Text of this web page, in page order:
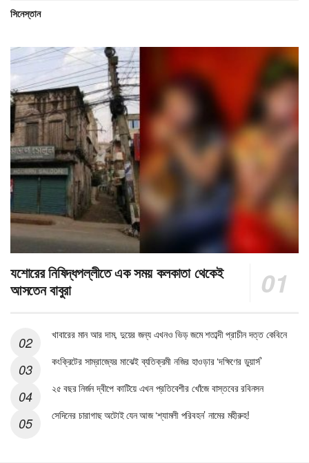
সিনেস্তান
যশোরের নিষিদ্ধপল্লীতে এক সময় কলকাতা থেকেই
আসতেন বাবুরা
খাবারের মান আর দাম, দুয়ের জন্য এখনও ভিড় জমে শতাব্দী প্রাচীন দত্ত কেবিনে
কংক্রিটের সাম্রাজ্যের মাঝেই ব্যতিক্রমী নজির হাওড়ার ‘দক্ষিণের ডুয়ার্স’
২৫ বছর নির্জন দ্বীপে কাটিয়ে এখন প্রতিবেশীর খোঁজে বাস্তবের রবিনসন
সেদিনের চারাগাছ অটোই যেন আজ ‘শ্যামলী পরিবহন’ নামের মহীরুহ!